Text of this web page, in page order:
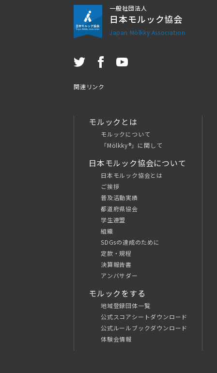
一般社団法人
日本モルック協会
Japan Mölkky Association
関連リンク
モルックとは
モルックについて
「Mölkky®」に関して
日本モルック協会について
日本モルック協会とは
ご挨拶
普及活動実績
都道府県協会
学生連盟
組織
SDGsの達成のために
定款・規程
決算報告書
アンバサダー
モルックをする
地域登録団体一覧
公式スコアシートダウンロード
公式ルールブックダウンロード
体験会情報